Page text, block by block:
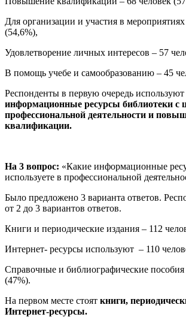
Для организации и участия в
(54,6%),
Удовлетворение личных интересов – 57
В помощь учебе и самообразованию – 45
Респонденты в первую очередь используют
информационные ресурсы библиотеки с
профессиональной деятельности и
квалификации.
На 3 вопрос: «Какие информационные
используете в профессиональной
Было предложено 3 варианта ответов.
от 2 до 3 вариантов ответов.
Книги и периодические издания – 112
Интернет- ресурсы используют – 110
Справочные и библиографические пособия
(47%).
На первом месте стоят книги,
Интернет-ресурсы.